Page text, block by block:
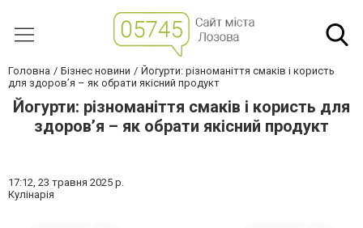
Головна Бізнес новини
Йогурти: різноманіття смаків і користь
для здоров’я – як обрати якісний продукт
Йогурти: різноманіття смаків і користь для
здоров’я – як обрати якісний продукт
17:12, 23 травня 2025 р.
Кулінарія